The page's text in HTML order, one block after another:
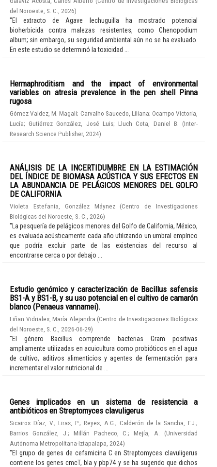
del Noroeste, S. C.
2026)
"El extracto de Agave lechuguilla ha mostrado potencial
bioherbicida contra malezas resistentes, como Chenopodium
album; sin embargo, su seguridad ambiental aún no se ha evaluado.
En este estudio se determinó la toxicidad ...
Hermaphroditism and the impact of environmental
variables on atresia prevalence in the pen shell Pinna
rugosa
Gómez Valdez, M. Magali; Carvalho Saucedo, Liliana; Ocampo Victoria,
Lucía;Gutiérrez González, José Luis;Lluch Cota, Daniel B. (Inter-
Research Science Publisher, 2024)
ANÁLISIS DE LA INCERTIDUMBRE EN LA ESTIMACIÓN
DEL ÍNDICE DE BIOMASA ACÚSTICA Y SUS EFECTOS EN
LA ABUNDANCIA DE PELÁGICOS MENORES DEL GOLFO
DE CALIFORNIA
Violeta Estefania, González Máynez (Centro de Investigaciones
Biológicas del Noroeste, S. C.
2026)
"La pesquería de pelágicos menores del Golfo de California, México,
es evaluada acústicamente cada año utilizando un umbral empírico
que podría excluir parte de las existencias del recurso al
encontrarse cerca o por debajo ...
Estudio genómico y caracterización de Bacillus safensis
BS1-A y BS1-B, y su uso potencial en el cultivo de camarón
blanco (Penaeus vannamei).
Liñan Vidriales, María Alejandra (Centro de Investigaciones Biológicas
del Noroeste, S. C.
2026-06-29)
"El género Bacillus comprende bacterias Gram positivas
ampliamente utilizadas en acuicultura como probióticos en el agua
de cultivo, aditivos alimenticios y agentes de fermentación para
incrementar el valor nutricional de ...
Genes implicados en un sistema de resistencia a
antibióticos en Streptomyces clavuligerus
Sicairos Díaz, V.;Liras, P.;Reyes, A.G. ; Calderón de la Sancha, F.J.;
Barrios González, J. ; Millán Pacheco, C.;Mejía, A. (Universidad
Autónoma Metropolitana-Iztapalapa 2024)
"El grupo de genes de cefamicina C en Streptomyces clavuligerus
contiene los genes cmcT, bla y pbp74 y se ha sugerido que dichos